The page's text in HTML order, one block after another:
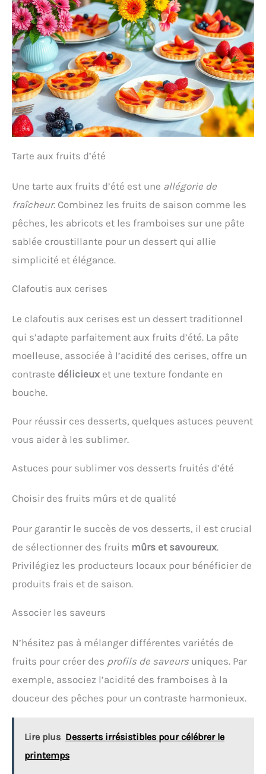
Tarte aux fruits d’été
Une tarte aux fruits d’été est une allégorie de
fraîcheur. Combinez les fruits de saison comme les
pêches, les abricots et les framboises sur une pâte
sablée croustillante pour un dessert qui allie
simplicité et élégance.
Clafoutis aux cerises
Le clafoutis aux cerises est un dessert traditionnel
qui s’adapte parfaitement aux fruits d’été. La pâte
moelleuse, associée à l’acidité des cerises, offre un
contraste délicieux et une texture fondante en
bouche.
Pour réussir ces desserts, quelques astuces peuvent
vous aider à les sublimer.
Astuces pour sublimer vos desserts fruités d’été
Choisir des fruits mûrs et de qualité
Pour garantir le succès de vos desserts, il est crucial
de sélectionner des fruits mûrs et savoureux.
Privilégiez les producteurs locaux pour bénéficier de
produits frais et de saison.
Associer les saveurs
N’hésitez pas à mélanger différentes variétés de
fruits pour créer des profils de saveurs uniques. Par
exemple, associez l’acidité des framboises à la
douceur des pêches pour un contraste harmonieux.
Lire plus Desserts irrésistibles pour célébrer le
printemps